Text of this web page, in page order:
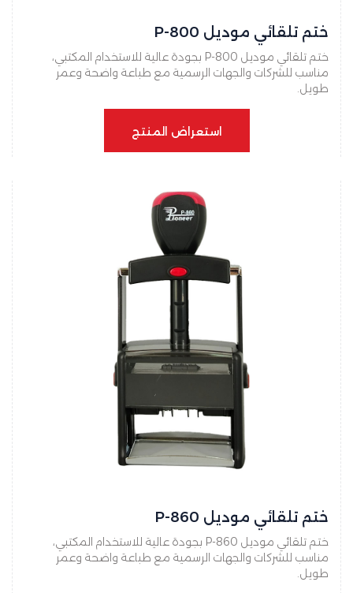
ختم تلقائي موديل P-800
ختم تلقائي موديل P-800 بجودة عالية للاستخدام المكتبي،
مناسب للشركات والجهات الرسمية مع طباعة واضحة وعمر
طويل.
استعراض المنتج
استعراض المنتج
ختم تلقائي موديل P-860
ختم تلقائي موديل P-860 بجودة عالية للاستخدام المكتبي،
مناسب للشركات والجهات الرسمية مع طباعة واضحة وعمر
طويل.